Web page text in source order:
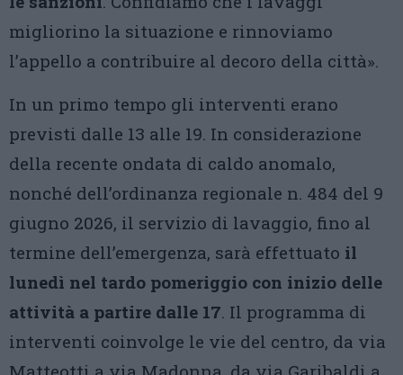
migliorino la situazione e rinnoviamo
l’appello a contribuire al decoro della città».
In un primo tempo gli interventi erano
previsti dalle 13 alle 19. In considerazione
della recente ondata di caldo anomalo,
nonché dell’ordinanza regionale n. 484 del 9
giugno 2026, il servizio di lavaggio, fino al
termine dell’emergenza, sarà effettuato il
lunedì nel tardo pomeriggio con inizio delle
attività a partire dalle 17. Il programma di
interventi coinvolge le vie del centro, da via